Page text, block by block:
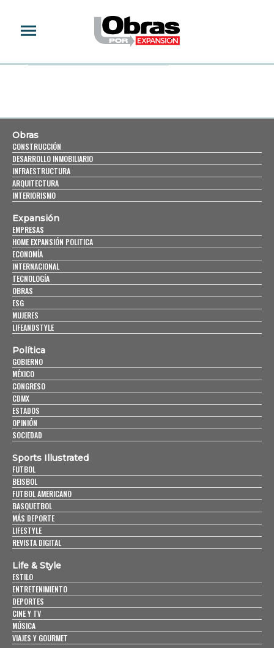
Obras
CONSTRUCCIÓN
DESARROLLO INMOBILIARIO
INFRAESTRUCTURA
ARQUITECTURA
INTERIORISMO
Expansión
EMPRESAS
HOME EXPANSIÓN POLITICA
ECONOMÍA
INTERNACIONAL
TECNOLOGÍA
OBRAS
ESG
MUJERES
LIFEANDSTYLE
Política
GOBIERNO
MÉXICO
CONGRESO
CDMX
ESTADOS
OPINIÓN
SOCIEDAD
Sports Illustrated
FUTBOL
BEISBOL
FUTBOL AMERICANO
BASQUETBOL
MÁS DEPORTE
LIFESTYLE
REVISTA DIGITAL
Life & Style
ESTILO
ENTRETENIMIENTO
DEPORTES
CINE Y TV
MÚSICA
VIAJES Y GOURMET